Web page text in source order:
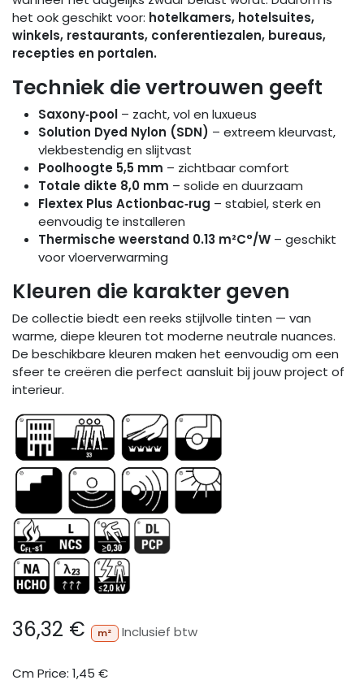
het ook geschikt voor: hotelkamers, hotelsuites,
winkels, restaurants, conferentiezalen, bureaus,
recepties en portalen.
Techniek die vertrouwen geeft
Saxony‑pool – zacht, vol en luxueus
Solution Dyed Nylon (SDN) – extreem kleurvast,
vlekbestendig en slijtvast
Poolhoogte 5,5 mm – zichtbaar comfort
Totale dikte 8,0 mm – solide en duurzaam
Flextex Plus Actionbac‑rug – stabiel, sterk en
eenvoudig te installeren
Thermische weerstand 0.13 m²C°/W – geschikt
voor vloerverwarming
Kleuren die karakter geven
De collectie biedt een reeks stijlvolle tinten — van
warme, diepe kleuren tot moderne neutrale nuances.
De beschikbare kleuren maken het eenvoudig om een
sfeer te creëren die perfect aansluit bij jouw project of
interieur.
36,32 € m² Inclusief btw
Cm Price: 1,45 €